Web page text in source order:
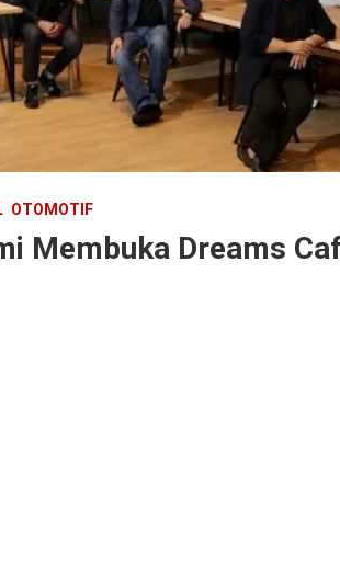
OTOMOTIF
Membuka Dreams